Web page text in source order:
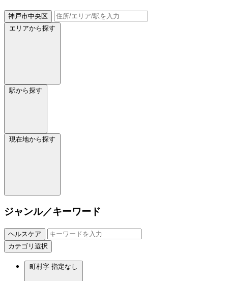
神戸市中央区
エリアから探す
駅から探す
現在地から探す
ジャンル／キーワード
ヘルスケア
カテゴリ選択
町村字 指定なし